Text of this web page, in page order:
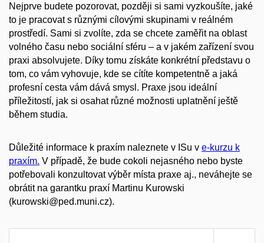
Nejprve budete pozorovat, později si sami vyzkoušíte, jaké
to je pracovat s různými cílovými skupinami v reálném
prostředí. Sami si zvolíte, zda se chcete zaměřit na oblast
volného času nebo sociální sféru – a v jakém zařízení svou
praxi absolvujete. Díky tomu získáte konkrétní představu o
tom, co vám vyhovuje, kde se cítíte kompetentně a jaká
profesní cesta vám dává smysl. Praxe jsou ideální
příležitostí, jak si osahat různé možnosti uplatnění ještě
během studia.
Důležité informace k praxím naleznete v ISu v e-kurzu k
praxím. V případě, že bude cokoli nejasného nebo byste
potřebovali konzultovat výběr místa praxe aj., neváhejte se
obrátit na garantku praxí Martinu Kurowski
(kurowski@ped.muni.cz).